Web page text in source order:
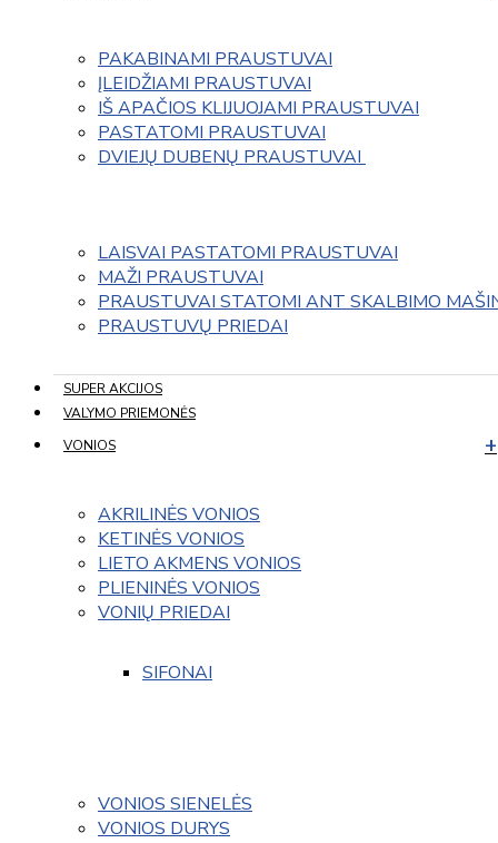
PAKABINAMI PRAUSTUVAI
ĮLEIDŽIAMI PRAUSTUVAI
IŠ APAČIOS KLIJUOJAMI PRAUSTUVAI
PASTATOMI PRAUSTUVAI
DVIEJŲ DUBENŲ PRAUSTUVAI
LAISVAI PASTATOMI PRAUSTUVAI
MAŽI PRAUSTUVAI
PRAUSTUVAI STATOMI ANT SKALBIMO
PRAUSTUVŲ PRIEDAI
SUPER AKCIJOS
VALYMO PRIEMONĖS
VONIOS
AKRILINĖS VONIOS
KETINĖS VONIOS
LIETO AKMENS VONIOS
PLIENINĖS VONIOS
VONIŲ PRIEDAI
SIFONAI
VONIOS SIENELĖS
VONIOS DURYS